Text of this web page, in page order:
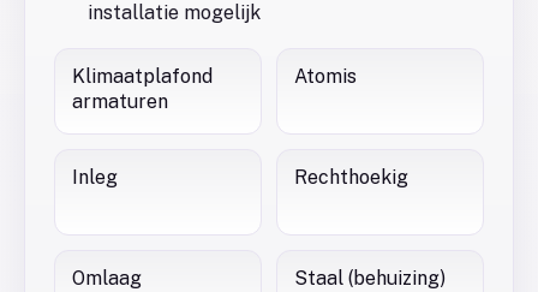
installatie mogelijk
Klimaatplafond
armaturen
Atomis
Inleg Rechthoekig
Omlaag Staal (behuizing)